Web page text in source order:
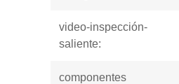
video-inspección-
saliente:
componentes